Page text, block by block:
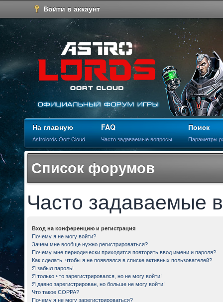
Войти в аккаунт
На главную
Astrolords Oort Cloud
FAQ
Часто задаваемые вопросы
Поиск
Параметры
Список форумов
Часто задаваемые
Вход на конференцию и регистрация
Почему я не могу войти?
Зачем мне вообще нужно регистрироваться?
Почему мне периодически приходится повторять ввод имени и пароля?
Как сделать, чтобы я не появлялся в списке активных пользователей?
Я забыл пароль!
Я только что зарегистрировался, но не могу войти!
Я давно зарегистрирован, но больше не могу войти!
Что такое COPPA?
Почему я не могу зарегистрироваться?